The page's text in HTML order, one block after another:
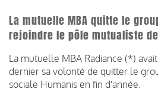
La mutuelle MBA quitte le
rejoindre le pôle mutualiste de
La mutuelle MBA Radiance (*)
dernier sa volonté de quitter le
sociale Humanis en fin d'année.